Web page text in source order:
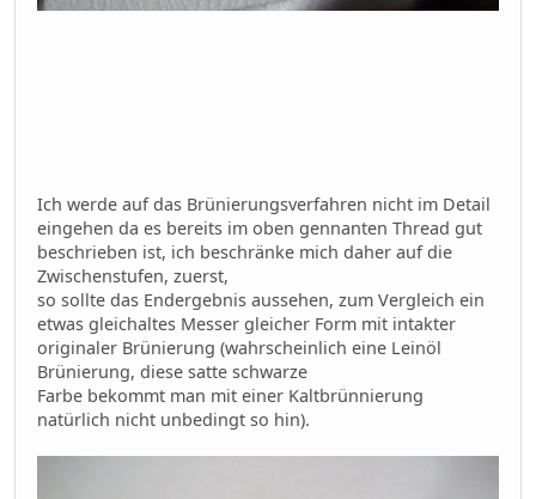
Ich werde auf das Brünierungsverfahren nicht im Detail
eingehen da es bereits im oben gennanten Thread gut
beschrieben ist, ich beschränke mich daher auf die
Zwischenstufen, zuerst,
so sollte das Endergebnis aussehen, zum Vergleich ein
etwas gleichaltes Messer gleicher Form mit intakter
originaler Brünierung (wahrscheinlich eine Leinöl
Brünierung, diese satte schwarze
Farbe bekommt man mit einer Kaltbrünnierung
natürlich nicht unbedingt so hin).